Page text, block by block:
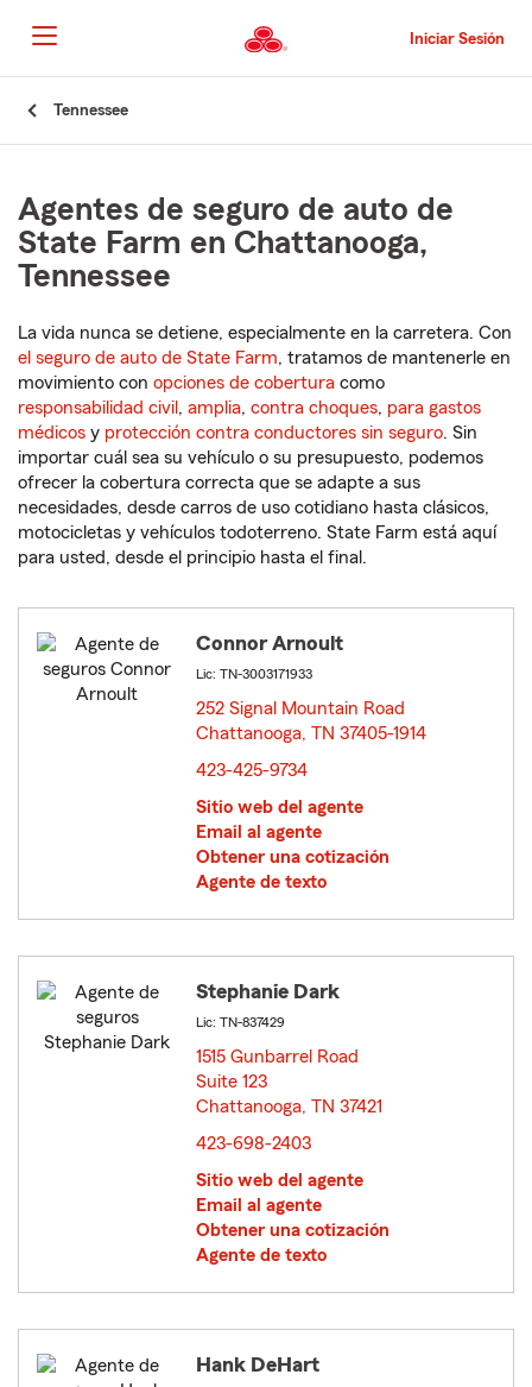
al
contenido
principal
Iniciar Sesión
Tennessee
Agentes de seguro de auto de
State Farm en Chattanooga,
Tennessee
La vida nunca se detiene, especialmente en la carretera. Con
el seguro de auto de State Farm, tratamos de mantenerle en
movimiento con opciones de cobertura como
responsabilidad civil , amplia, contra choques, para gastos
médicos y protección contra conductores sin seguro. Sin
importar cuál sea su vehículo o su presupuesto, podemos
ofrecer la cobertura correcta que se adapte a sus
necesidades, desde carros de uso cotidiano hasta clásicos,
motocicletas y vehículos todoterreno. State Farm está aquí
para usted, desde el principio hasta el final.
Connor Arnoult
Lic: TN-3003171933
252 Signal Mountain Road
Chattanooga, TN 37405-1914
423-425-9734
Sitio web del agente
Email al agente
Obtener una cotización
Agente de texto
Stephanie Dark
Lic: TN-837429
1515 Gunbarrel Road
Suite 123
Chattanooga, TN 37421
423-698-2403
Sitio web del agente
Email al agente
Obtener una cotización
Agente de texto
Hank DeHart